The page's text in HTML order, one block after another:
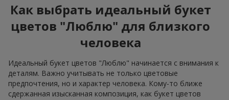
Как выбрать идеальный букет
цветов "Люблю" для близкого
человека
Идеальный букет цветов "Люблю" начинается с внимания к
деталям. Важно учитывать не только цветовые
предпочтения, но и характер человека. Кому-то ближе
сдержанная изысканная композиция, как букет цветов